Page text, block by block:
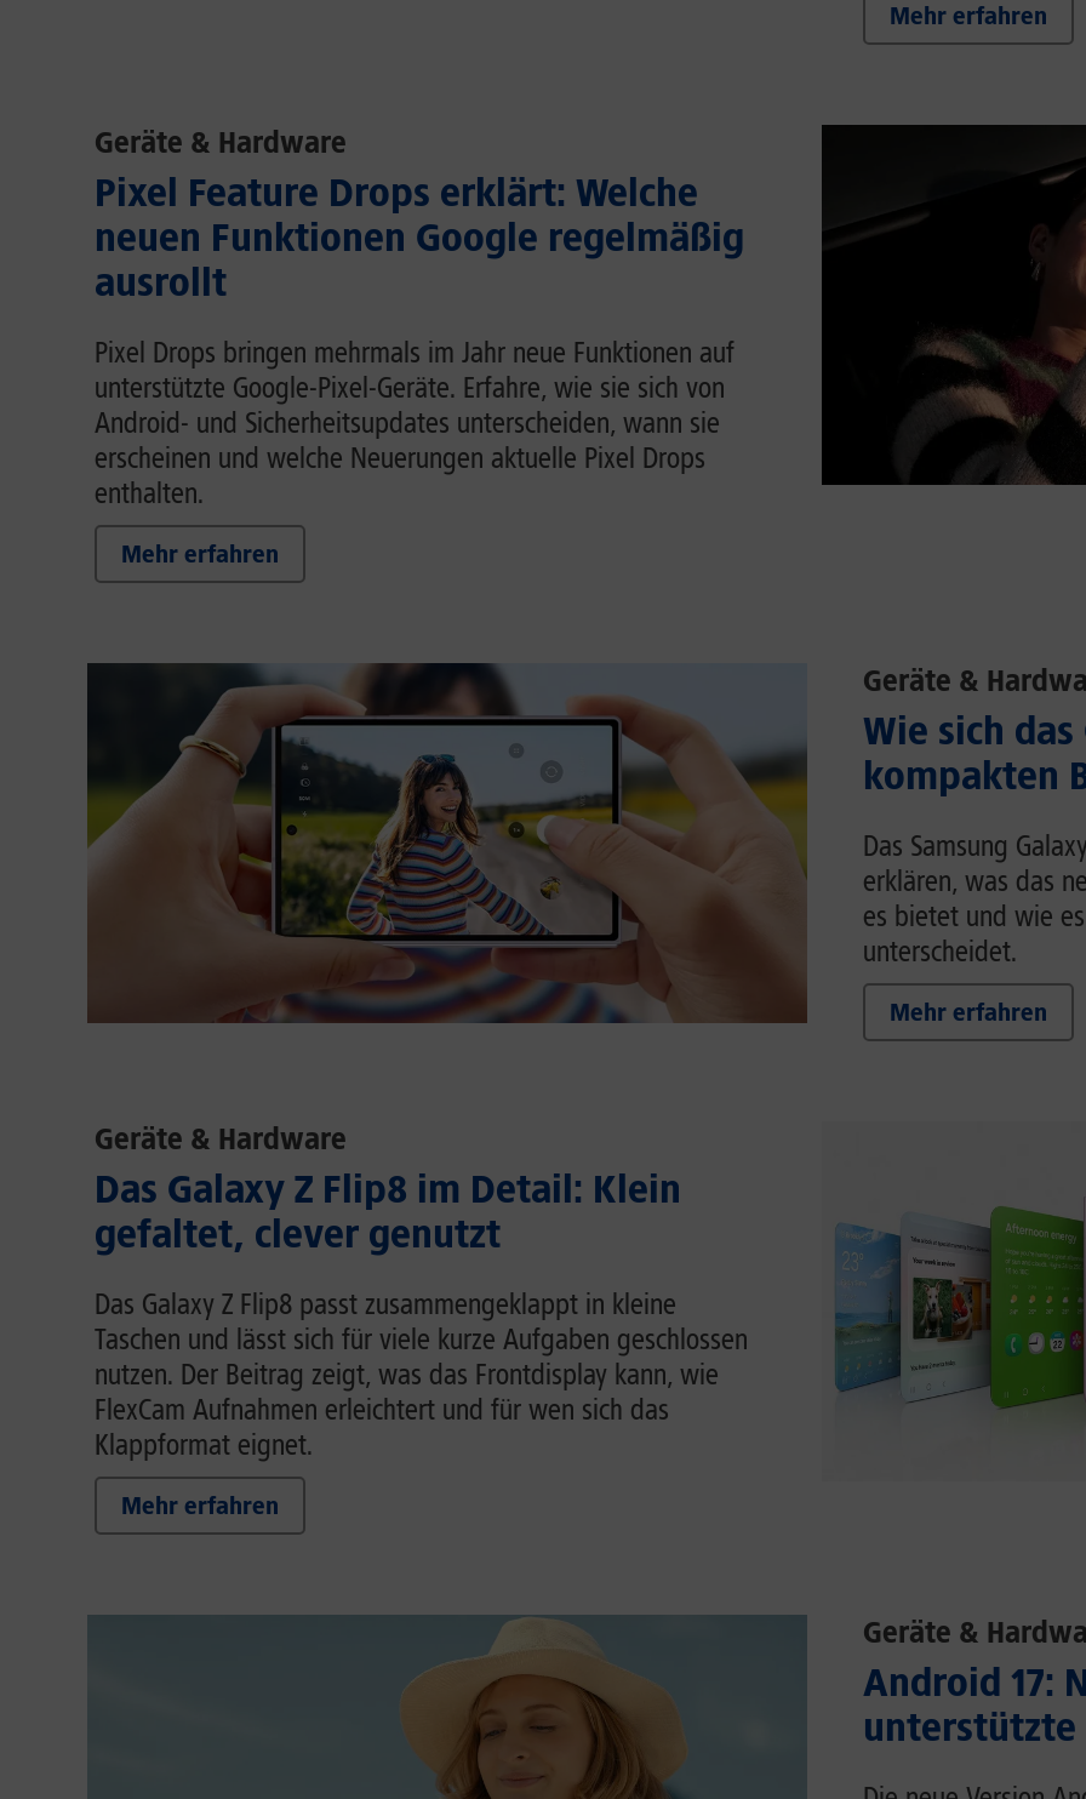
Mehr erfahren
Geräte & Hardware
Pixel Feature Drops erklärt: Welche
neuen Funktionen Google regelmäßig
ausrollt
Pixel Drops bringen mehrmals im Jahr neue Funktionen auf
unterstützte Google-Pixel-Geräte. Erfahre, wie sie sich von
Android- und Sicherheitsupdates unterscheiden, wann sie
erscheinen und welche Neuerungen aktuelle Pixel Drops
enthalten.
Mehr erfahren
Geräte &
Wie sich
kompakten
Das Samsung
erklären, was das
es bietet und wie
unterscheidet.
Mehr erfahren
Geräte & Hardware
Das Galaxy Z Flip8 im Detail: Klein
gefaltet, clever genutzt
Das Galaxy Z Flip8 passt zusammengeklappt in kleine
Taschen und lässt sich für viele kurze Aufgaben geschlossen
nutzen. Der Beitrag zeigt, was das Frontdisplay kann, wie
FlexCam Aufnahmen erleichtert und für wen sich das
Klappformat eignet.
Mehr erfahren
Geräte &
Android 17:
unterstützte